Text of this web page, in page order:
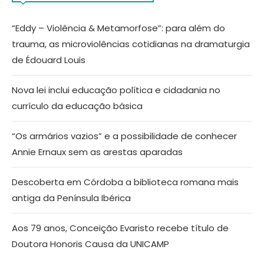
“Eddy – Violência & Metamorfose”: para além do
trauma, as microviolências cotidianas na dramaturgia
de Édouard Louis
Nova lei inclui educação política e cidadania no
currículo da educação básica
“Os armários vazios” e a possibilidade de conhecer
Annie Ernaux sem as arestas aparadas
Descoberta em Córdoba a biblioteca romana mais
antiga da Península Ibérica
Aos 79 anos, Conceição Evaristo recebe título de
Doutora Honoris Causa da UNICAMP